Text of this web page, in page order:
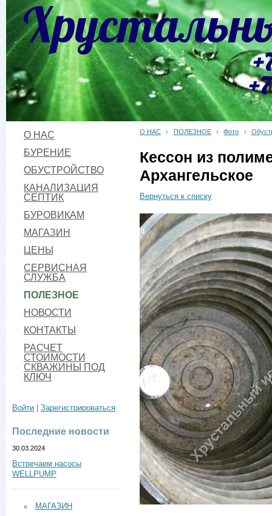
О НАС
БУРЕНИЕ
ОБУСТРОЙСТВО
КАНАЛИЗАЦИЯ
СЕПТИК
БУРОВИКАМ
МАГАЗИН
ЦЕНЫ
СЕРВИСНАЯ
СЛУЖБА
ПОЛЕЗНОЕ
НОВОСТИ
КОНТАКТЫ
РАСЧЕТ
СТОИМОСТИ
СКВАЖИНЫ ПОД
КЛЮЧ
Войти Зарегистрироваться
Последние новости
30.03.2024
Встречаем насосы
WELLPUMP
МАГАЗИН
О НАС › ПОЛЕЗНОЕ › Фото ›
Кессон из
Архангельское
Вернуться к списку